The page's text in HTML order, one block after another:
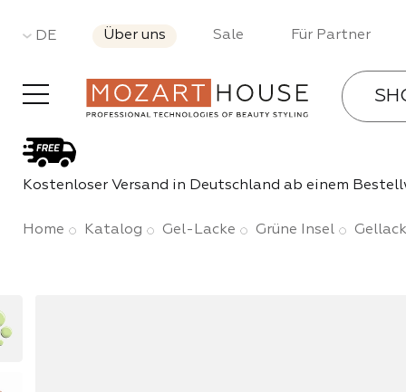
DE Über uns Sale Für Partner
Gel-
Bases
Kostenloser Versand in Deutschland ab einem
Home Katalog Gel-Lacke Grüne Insel